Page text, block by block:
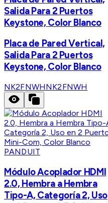
Salida Para 2 Puertos
Keystone, Color Blanco
Placa de Pared Vertical,
Salida Para 2 Puertos
Keystone, Color Blanco
NK2FNWHNK2FNWH
PANDUIT
Módulo Acoplador HDMI
2.0, Hembra a Hembra
Tipo-A, Categoría 2, Uso